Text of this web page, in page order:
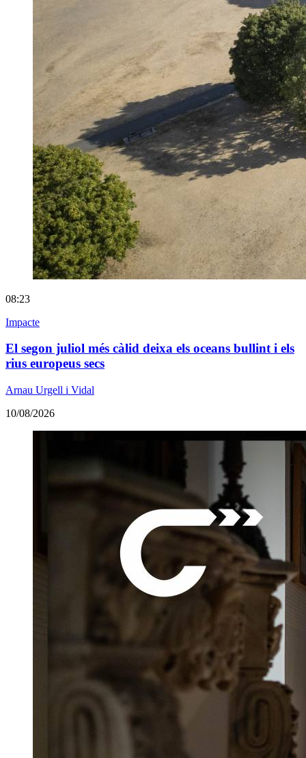
08:23
Impacte
El segon juliol més càlid deixa els oceans bullint i els
rius europeus secs
Arnau Urgell i Vidal
10/08/2026